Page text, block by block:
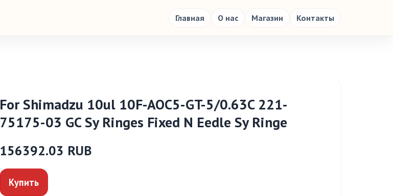
Главная О нас Магазин Контакты
For Shimadzu 10ul 10F-AOC5-GT-5/0.63C 221-
75175-03 GC Sy Ringes Fixed N Eedle Sy Ringe
156392.03 RUB
Купить